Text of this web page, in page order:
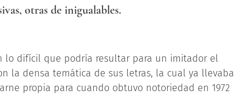
otras de inigualables.
lo difícil que podría resultar para un imitador el
la densa temática de sus letras, la cual ya llevaba
propia para cuando obtuvo notoriedad en 1972